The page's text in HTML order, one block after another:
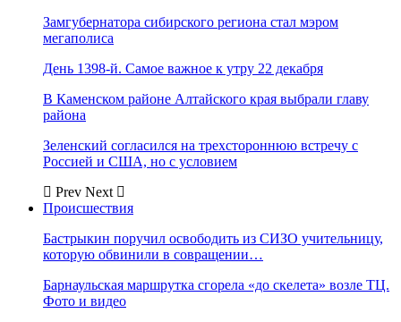
Замгубернатора сибирского региона стал мэром
мегаполиса
День 1398-й. Самое важное к утру 22 декабря
В Каменском районе Алтайского края выбрали главу
района
Зеленский согласился на трехстороннюю встречу с
Россией и США, но с условием
Prev Next
Происшествия
Бастрыкин поручил освободить из СИЗО учительницу,
которую обвинили в совращении…
Барнаульская маршрутка сгорела «до скелета» возле ТЦ.
Фото и видео